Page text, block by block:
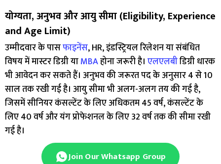
योग्यता, अनुभव और आयु सीमा (Eligibility, Experience
and Age Limit)
उम्मीदवार के पासफाइनेंस, HR, इंडस्ट्रियल रिलेशन या संबंधित
विषय में मास्टर डिग्री याMBAहोना जरूरी है। एलएलबीडिग्री धारक
भी आवेदन कर सकते हैं। अनुभव की जरूरत पद के अनुसार 4 से 10
साल तक रखी गई है। आयु सीमा भी अलग-अलग तय की गई है,
जिसमें सीनियर कंसल्टेंट के लिए अधिकतम 45 वर्ष, कंसल्टेंट के
लिए 40 वर्ष और यंग प्रोफेशनल के लिए 32 वर्ष तक की सीमा रखी
गई है।
Join Our Whatsapp Group